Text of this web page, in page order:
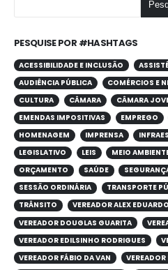
PESQUISE POR #HASHTAGS
ACESSIBILIDADE E INCLUSÃO
AUDIÊNCIA PÚBLICA
COMÉRCIOS E
CULTURA
CÂMARA CÂMARA
EMENDAS IMPOSITIVAS
EMPREGO
HOMENAGEM
IMPRENSA
LEGISLATIVO
LEIS MEIO
ORÇAMENTO
SAÚDE
SESSÃO ORDINÁRIA
TRANSPORTE
TRÂNSITO
VEREADOR ALEX EDUARDO
VEREADOR DOUGLAS GUARITA
VEREADOR EDILSINHO RODRIGUES
VEREADOR FÁBIO DA VAN